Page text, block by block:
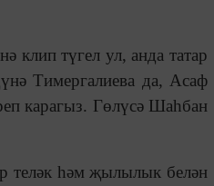
клип түгел ул, анда татар
Тимергалиева да, Асаф
карагыз. Гөлүсә Шаһбан
теләк һәм җылылык белән